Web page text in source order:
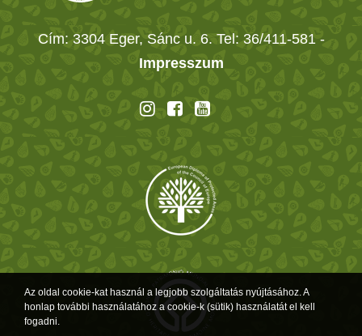
Cím: 3304 Eger, Sánc u. 6. Tel: 36/411-581 -
Impresszum
Az oldal cookie-kat használ a legjobb szolgáltatás nyújtásához. A
honlap további használatához a cookie-k (sütik) használatát el kell
fogadni.